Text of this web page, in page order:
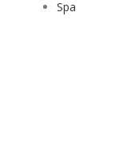
Spa